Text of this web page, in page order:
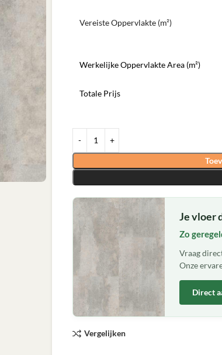
Vereiste Oppervlakte (m²)
Werkelijke Oppervlakte Area (m²)
Totale Prijs
Je vloer
Zo
Vraag
Onze
Direct
Vergelijken